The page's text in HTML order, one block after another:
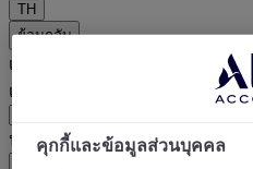
TH
ย้อนกลับ
เลือกประเทศและภาษาด้านล่าง
เขตภูมิศาสตร์
ประเทศ/ภูมิภาค-ภาษา
คุกกี้และข้อมูลส่วนบุคคล